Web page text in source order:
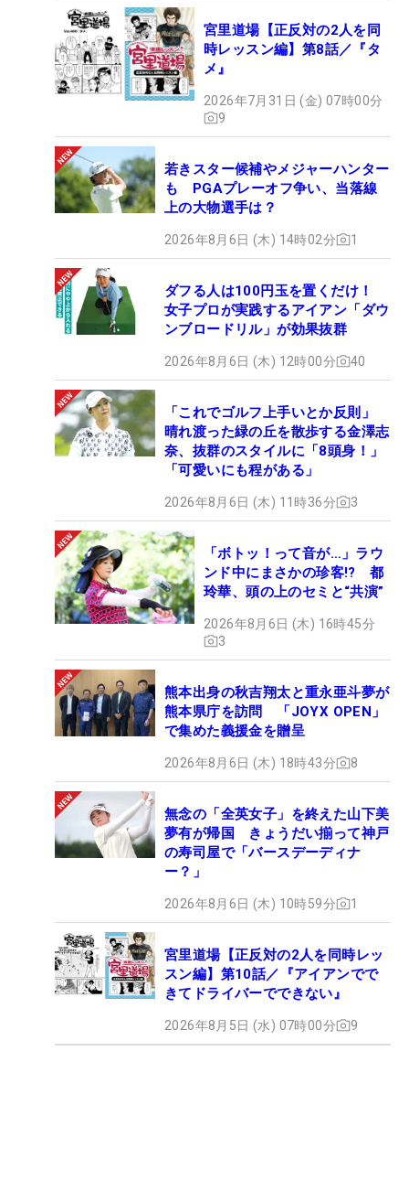
宮里道場【正反対の2人を同
時レッスン編】第8話／『タ
メ』
2026年7月31日 (金) 07時00分
9
若きスター候補やメジャーハンター
も PGAプレーオフ争い、当落線
上の大物選手は？
2026年8月6日 (木) 14時02分 1
ダフる人は100円玉を置くだけ！
女子プロが実践するアイアン「ダウ
ンブロードリル」が効果抜群
2026年8月6日 (木) 12時00分 40
「これでゴルフ上手いとか反則」
晴れ渡った緑の丘を散歩する金澤志
奈、抜群のスタイルに「8頭身！」
「可愛いにも程がある」
2026年8月6日 (木) 11時36分 3
「ボトッ！って音が…」ラウ
ンド中にまさかの珍客!? 都
玲華、頭の上のセミと“共演”
2026年8月6日 (木) 16時45分
3
熊本出身の秋吉翔太と重永亜斗夢が
熊本県庁を訪問 「JOYX OPEN」
で集めた義援金を贈呈
2026年8月6日 (木) 18時43分 8
無念の「全英女子」を終えた山下美
夢有が帰国 きょうだい揃って神戸
の寿司屋で「バースデーディナ
ー？」
2026年8月6日 (木) 10時59分 1
宮里道場【正反対の2人を同時レッ
スン編】第10話／『アイアンでで
きてドライバーでできない』
2026年8月5日 (水) 07時00分 9